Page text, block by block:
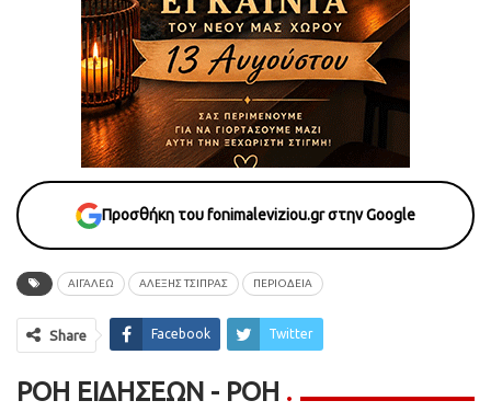
Προσθήκη του fonimaleviziou.gr στην Google
ΑΙΓΑΛΕΩ ΑΛΕΞΗΣ ΤΣΙΠΡΑΣ ΠΕΡΙΟΔΕΙΑ
Share Facebook Twitter
ΡΟΉ ΕΙΔΉΣΕΩΝ - ΡΟΗ